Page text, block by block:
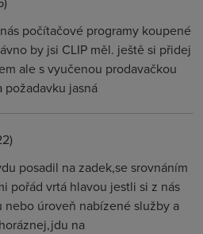
počítačové programy koupené
by jsi CLIP měl. ještě si přidej
ale s vyučenou prodavačkou
požadavku jasná
posadil na zadek,se srovnáním
pořád vrtá hlavou jestli si z nás
nebo úroveň nabízené služby a
na